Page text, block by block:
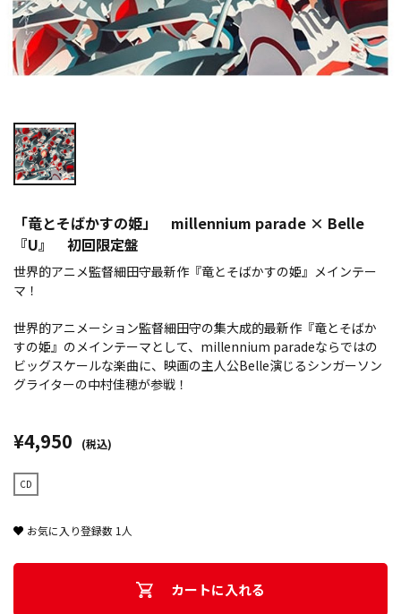
「竜とそばかすの姫」 millennium parade × Belle
『U』 初回限定盤
世界的アニメ監督細田守最新作『竜とそばかすの姫』メインテー
マ！
世界的アニメーション監督細田守の集大成的最新作『竜とそばか
すの姫』のメインテーマとして、millennium paradeならではの
ビッグスケールな楽曲に、映画の主人公Belle演じるシンガーソン
グライターの中村佳穂が参戦！
¥4,950 (税込)
CD
お気に入り登録数 1 人
カートに入れる